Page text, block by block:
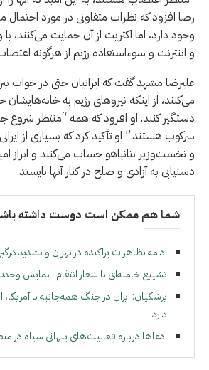
رضا افزود که نظرات متفاوتی در مورد
وجود دارد، اما اکثریت از آن حمایت می‌کنند،
و اینترنت و سوءاستفاده رژیم از هرگونه
علیرضا مشهد گفت که ایرانیان حتی در خواب
می‌کنند، از اینکه نیروهای رژیم به خانه‌هایشان
دستگیر کنند. او افزود که همه “منتظر شروع
سرکوب هستند.” او تأکید کرد که بسیاری از
و نخست‌وزیر نتانیاهو حساب می‌کنند و ابراز
دستیابی به آزادی و صلح در کنار آنها بایستد.
شما هم ممکن است دوست داشته
ادامه تظاهرات پراکنده در تهران و تشدید
تشییع خامنه‌ای با شعار انتقام.. نمایش
پزشکیان: ایران در جنگ همه‌جانبه با آمریکا،
دارد
ادعاها درباره فعالیت‌های پنهانی سپاه در